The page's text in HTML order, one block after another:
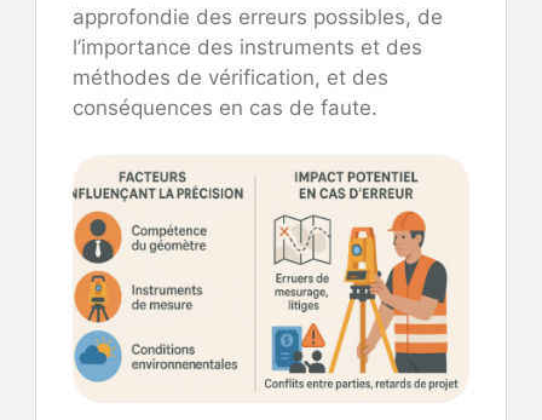
approfondie des erreurs possibles, de
l’importance des instruments et des
méthodes de vérification, et des
conséquences en cas de faute.